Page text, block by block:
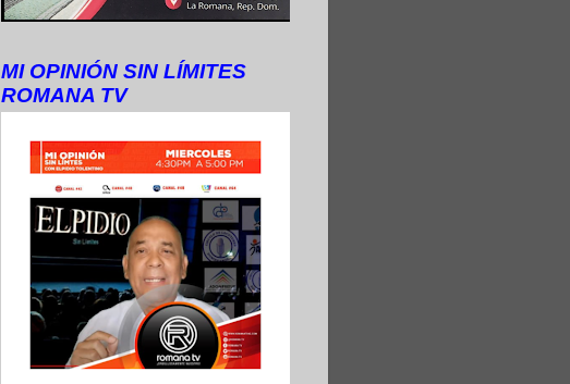
MI OPINIÓN SIN LÍMITES
ROMANA TV